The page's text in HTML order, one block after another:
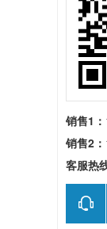
销售1：
销售2：
客服热